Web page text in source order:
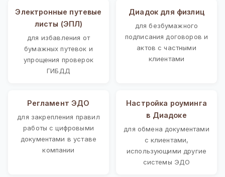
Электронные путевые
листы (ЭПЛ)
для избавления от
бумажных путевок и
упрощения проверок
ГИБДД
Диадок для физлиц
для безбумажного
подписания договоров и
актов с частными
клиентами
Регламент ЭДО
для закрепления правил
работы с цифровыми
документами в уставе
компании
Настройка роуминга
в Диадоке
для обмена документами
с клиентами,
использующими другие
системы ЭДО